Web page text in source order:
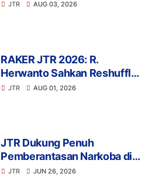
Tak Menjawab Soal Kaur
JTR AUG 03, 2026
RAKER JTR 2026: R.
Herwanto Sahkan Reshuffle
Pengurus dan Tegaskan
JTR AUG 01, 2026
JTR Dukung Penuh
Pemberantasan Narkoba di
Momentum Hari Anti
JTR JUN 26, 2026